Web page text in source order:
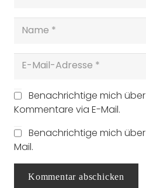
Benachrichtige mich
Kommentare via E-Mail.
Benachrichtige mich
Mail.
Kommentar abschicken